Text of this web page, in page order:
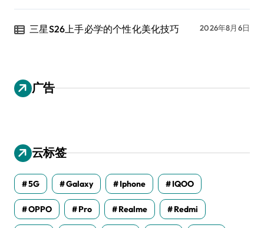
三星S26上手必学的个性化美化技巧 2026年8月6日
广告
云标签
5G Galaxy Iphone IQOO
OPPO Pro Realme Redmi